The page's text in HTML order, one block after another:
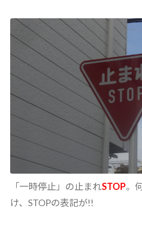
「一時停止」の止まれSTOP。
け、STOPの表記が!!